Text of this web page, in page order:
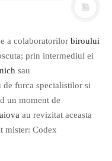
a colaboratorilor biroului
prin intermediul ei
sau
de furca specialistilor si
un moment de
au revizitat aceasta
mister: Codex